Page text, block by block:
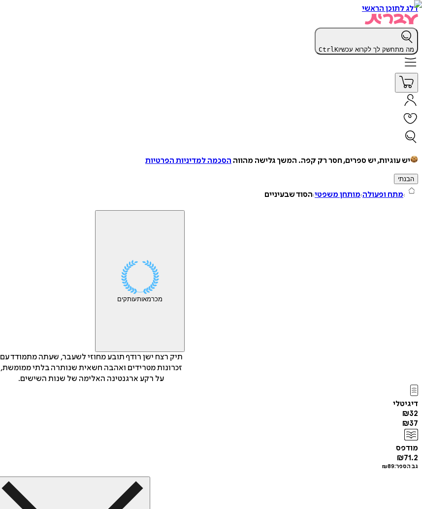
דלג לתוכן הראשי
מה מתחשק לך לקרוא עכשיו CtrlK
יש עוגיות, יש ספרים, חסר רק קפה. המשך גלישה מהווה הסכמה למדיניות הפרטיות
הבנתי
מתח ופעולה מותחן משפטי הסוד שבעיניים
מכרמאותעותקים
תיק רצח ישן רודף תובע מחוזי לשעבר, שעתה מתמודד עם
זכרונות מטרידים ואהבה חשאית שנותרה בלתי ממומשת,
על רקע ארגנטינה האלימה של שנות השישים.
דיגיטלי
₪32
₪37
מודפס
₪71.2
גב הספר: ₪89